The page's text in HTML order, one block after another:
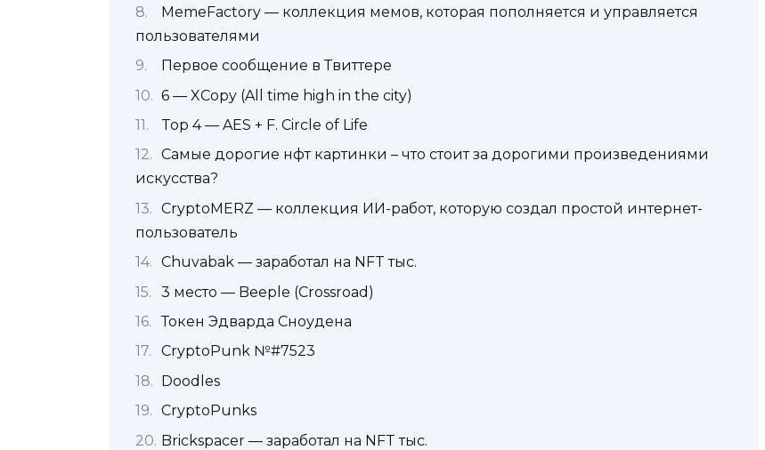
MemeFactory — коллекция мемов, которая пополняется и управляется
пользователями
Первое сообщение в Твиттере
6 — XCopy (All time high in the city)
Top 4 — AES + F. Circle of Life
Самые дорогие нфт картинки – что стоит за дорогими произведениями
искусства?
CryptoMERZ — коллекция ИИ-работ, которую создал простой интернет-
пользователь
Chuvabak — заработал на NFT тыс.
3 место — Beeple (Crossroad)
Токен Эдварда Сноудена
CryptoPunk №#7523
Doodles
CryptoPunks
Brickspacer — заработал на NFT тыс.